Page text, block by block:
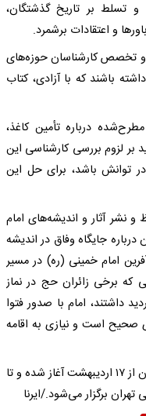
و تسلط بر تاریخ گذشتگان،
و اعتقادات برشمرد.
و تخصص کارشناسان حوزه‌های
باشند که با آزادی، کتاب
درباره تأمین کاغذ،
بر لزوم بررسی کارشناسی این
توانش باشد، برای حل این
و نشر آثار و اندیشه‌های امام
جایگاه وفاق در اندیشه
امام خمینی (ره) در مسیر
که برخی زائران حج در نماز
داشتند، امام با صدور فتوا
صحیح است و نیازی به اقامه
سی و ششمین نمایشگاه بین‌المللی کتاب تهران از ۱۷ اردیبهشت آغاز شده و تا